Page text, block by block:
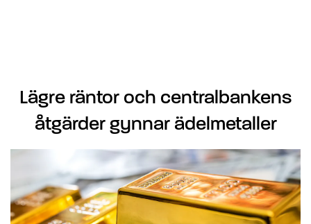
Lägre räntor och centralbankens
åtgärder gynnar ädelmetaller